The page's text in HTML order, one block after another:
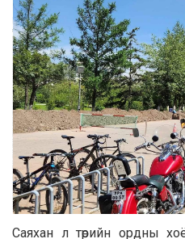
Саяхан л төрийн ордны